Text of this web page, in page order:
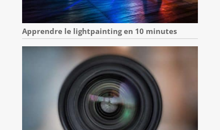
Apprendre le lightpainting en 10 minutes